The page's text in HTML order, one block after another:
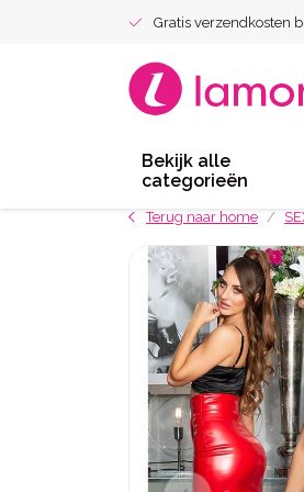
Gratis verzendkosten
Bekijk alle
categorieën
Terug naar home